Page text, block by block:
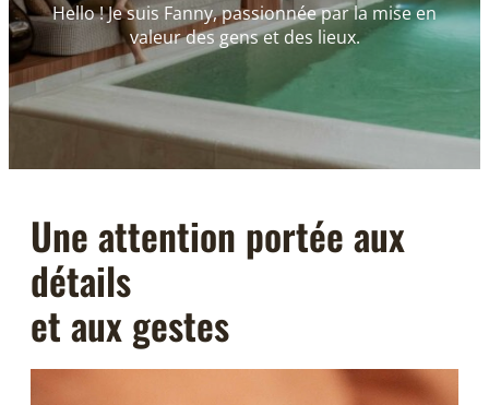
Hello ! Je suis Fanny, passionnée par la mise en
valeur des gens et des lieux.
Une attention portée aux
détails
et aux gestes